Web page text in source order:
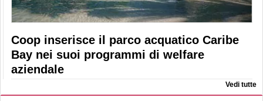
Coop inserisce il parco acquatico Caribe
Bay nei suoi programmi di welfare
aziendale
Vedi tutte